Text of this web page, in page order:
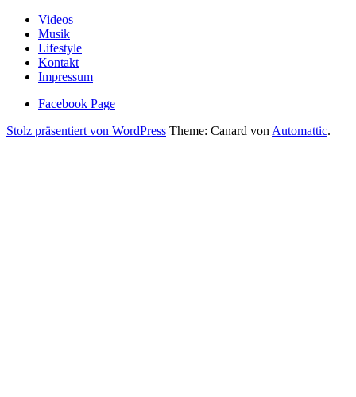
Videos
Musik
Lifestyle
Kontakt
Impressum
Facebook Page
Stolz präsentiert von WordPress Theme: Canard von Automattic.